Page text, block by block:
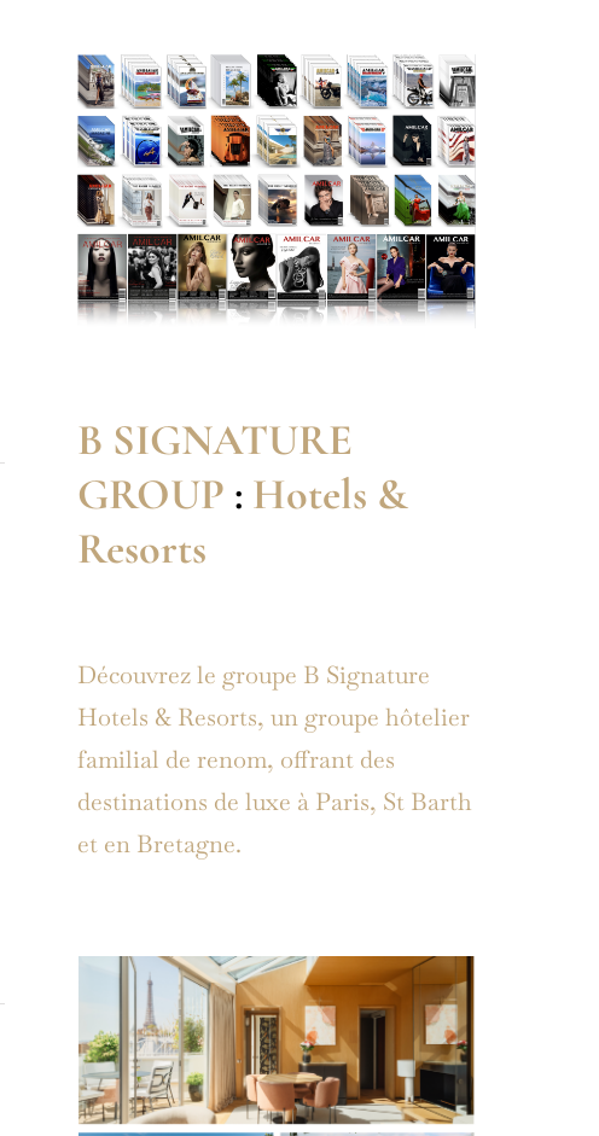
B SIGNATURE
GROUP : Hotels &
Resorts
Découvrez le groupe B Signature
Hotels & Resorts, un groupe hôtelier
familial de renom, offrant des
destinations de luxe à Paris, St Barth
et en Bretagne.